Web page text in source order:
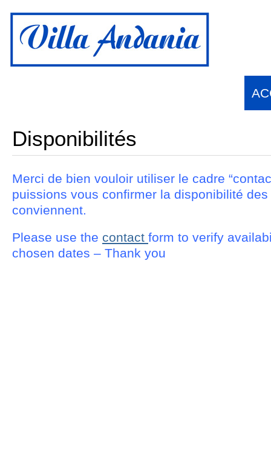
English
Anglais
Español
Espagnol)
Disponibilités
Merci de bien vouloir utiliser le cadre
puissions vous confirmer la disponibilité
conviennent.
Please use the contact form to verify
chosen dates – Thank you